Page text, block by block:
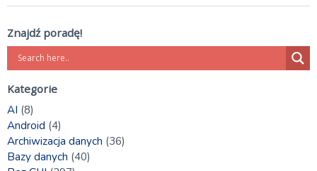
Znajdź poradę!
Kategorie
AI (8)
Android (4)
Archiwizacja danych (36)
Bazy danych (40)